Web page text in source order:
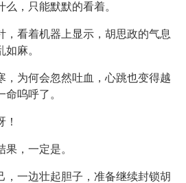
，只能默默的看着。
，看着机器上显示，胡思政的气息
麻。
，为何会忽然吐血，心跳也变得越
呜呼了。
，一定是。
，一边壮起胆子，准备继续封锁胡